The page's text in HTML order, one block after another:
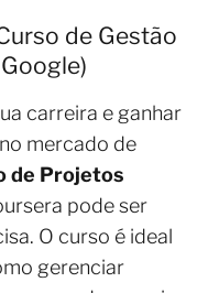
de Gestão
carreira e ganhar
mercado de
de Projetos
pode ser
O curso é ideal
gerenciar